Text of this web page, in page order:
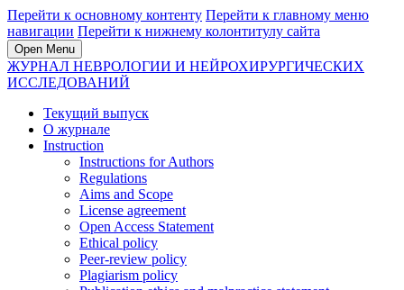
Перейти к основному контенту Перейти к главному меню
навигации Перейти к нижнему колонтитулу сайта
Open Menu
ЖУРНАЛ НЕВРОЛОГИИ И НЕЙРОХИРУРГИЧЕСКИХ
ИССЛЕДОВАНИЙ
Текущий выпуск
О журнале
Instruction
Instructions for Authors
Regulations
Aims and Scope
License agreement
Open Access Statement
Ethical policy
Peer-review policy
Plagiarism policy